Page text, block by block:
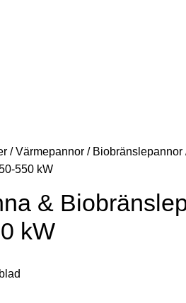
/Värmepannor / Biobränslepannor
550 kW
&
kW